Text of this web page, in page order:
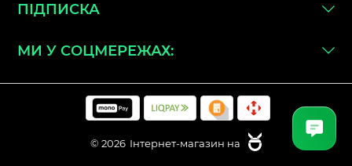
ПІДПИСКА
МИ У СОЦМЕРЕЖАХ:
© 2026 Інтернет-магазин на